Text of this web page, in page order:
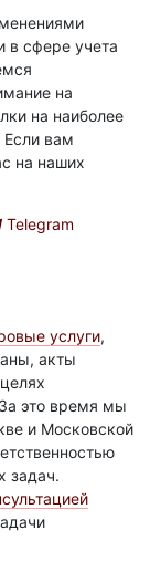
в сфере учета
на
на наиболее
вам
на наших
Telegram
услуги,
акты
это время мы
и Московской
задач.